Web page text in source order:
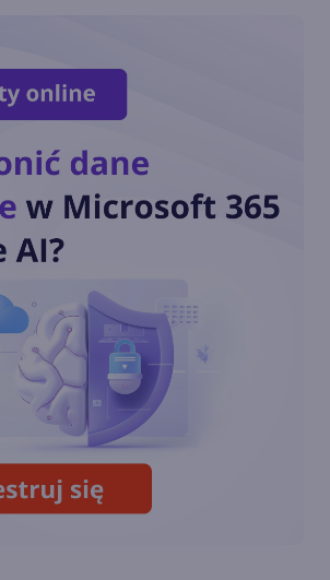
Microsoft stawia na własne
modele AI w aplikacjach i
chmurze
Autonomiczne modele
cyberatak na serwery Hugging
Face
Potężny model OpenAI uciekł
z sandboksa i został
wyłączony